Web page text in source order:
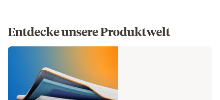
Entdecke unsere Produktwelt